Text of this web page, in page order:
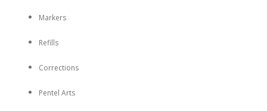
Markers
Refills
Corrections
Pentel Arts